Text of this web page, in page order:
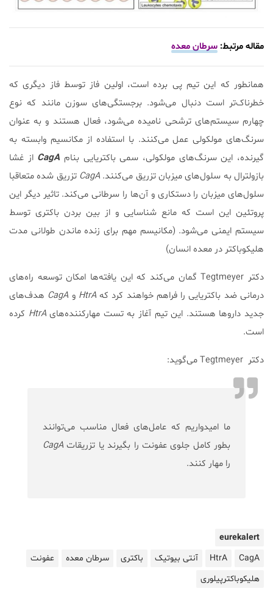
مقاله مرتبط: سرطان معده
همانطور که این تیم پی برده‌ است، اولین فاز توسط فاز دیگری که
خطرناک‌تر است دنبال می‌شود. برجستگی‌های سوزن مانند که نوع
چهارم سیستم‌های ترشحی نامیده می‌شود، فعال هستند و به عنوان
سرنگ‌های مولکولی عمل می‌کنند. با استفاده از مکانسیم وابسته به
گیرنده، این سرنگ‌های مولکولی، سمی باکتریایی بنام CagA از غشا
بازولترال به سلول‌های میزبان تزریق می‌کنند. CagA تزریق شده متعاقبا
سلول‌های میزبان را دستکاری و آن‌ها را سرطانی می‌کند. تاثیر دیگر این
پروتئین این است که مانع شناسایی و از بین بردن باکتری توسط
سیستم ایمنی می‌شود. (مکانیسم مهم برای زنده ماندن طولانی مدت
هلیکوباکتر در معده انسان)
دکتر Tegtmeyer گمان می‌کند که این یافته‌ها امکان توسعه راه‌های
درمانی ضد باکتریایی را فراهم خواهند کرد کهHtrA و CagA هدف‌های
جدید دارو‌ها هستند. این تیم آغاز به تست مهار‌کننده‌هایHtrA کرده
است.
دکتر Tegtmeyer می‌گوید:
ما امیدواریم که عامل‌های فعال مناسب می‌توانند
بطور کامل جلوی عفونت را بگیرند یا تزریقات CagA
را مهار کنند.
eurekalert
CagA
HtrA آنتی بیوتیک باکتری سرطان معده
عفونت
هلیکوباکترپیلوری